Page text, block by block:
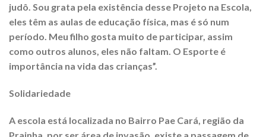
judô. Sou grata pela existência desse Projeto na Escola,
eles têm as aulas de educação física, mas é só num
período. Meu filho gosta muito de participar, assim
como outros alunos, eles não faltam. O Esporte é
importância na vida das crianças”.
Solidariedade
A escola está localizada no Bairro Pae Cará, região da